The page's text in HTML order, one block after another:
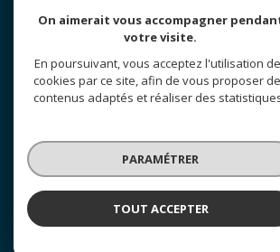
© 2026 | TOUS DROITS RÉSERVÉS | TRADUCTION
PLAN DU SITE
POLITIQUE RGPD
On aimerait vous accompagner
votre visite.
En poursuivant, vous acceptez l'utilisation
cookies par ce site, afin de vous proposer
contenus adaptés et réaliser des
PARAMÉTRER
TOUT ACCEPTER